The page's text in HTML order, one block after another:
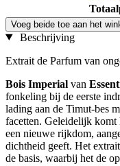
Voeg beide toe aan het
Beschrijving
Extrait de Parfum van
Bois Imperial van
fonkeling bij de eerste
lading aan de Timut-bes
facetten. Geleidelijk komt
een nieuwe rijkdom,
dichtheid geeft. Het
de basis, waarbij het de